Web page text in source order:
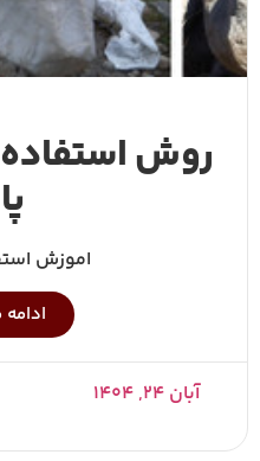
روش استفاده
اموزش
آبان ۲۴, ۱۴۰۴